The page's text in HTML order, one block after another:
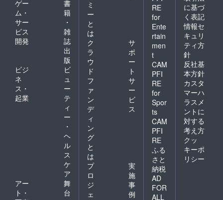
ゲー
ム・
サー
ビス
開発
書
籍
・
雑
誌
出
版
ビジ
ネ
ス・
起業
ビ
ュ
ー
テ
ィ
ー
・
ヘ
ル
ス
ケ
ア
アー
ト・
舞
台
ミ
ー
と
は
ク
ラ
ウ
ド
フ
ァ
ン
デ
ィ
ン
グ
と
は
サ
ポ
ー
ト
サ
ー
ビ
ス
プ
ロ
ジ
ェ
実
施
事
例
RE
for
Ente
rtain
men
t
CAM
PFI
RE
for
Spor
ts
CAM
PFI
RE
ふる
さと
納税
AD
FOR
ALL
に基づ
く表記
情報セ
キュリ
ティ方
針
反社基
本方針
カスタ
マーハ
ラスメ
ントに
対する
考え方
クッ
キーポ
リシー